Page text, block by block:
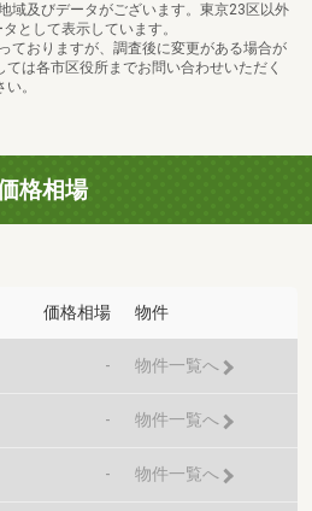
域及びデータがございます。東京23区以外
として表示しています。
ておりますが、調査後に変更がある場合が
は各市区役所までお問い合わせいただく
。
格相場
価格相場 物件
- 物件一覧へ
- 物件一覧へ
- 物件一覧へ